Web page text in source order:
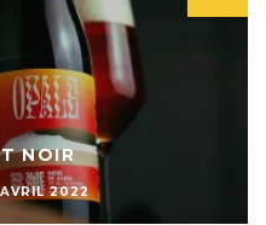
NOIR
2022